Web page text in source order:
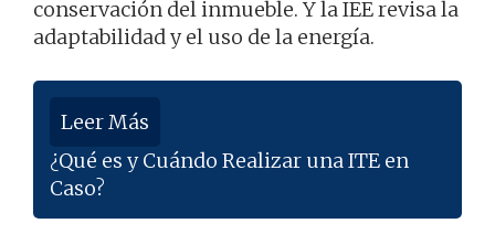
conservación del inmueble. Y la IEE revisa la
adaptabilidad y el uso de la energía.
Leer Más
¿Qué es y Cuándo Realizar una ITE en
Caso?